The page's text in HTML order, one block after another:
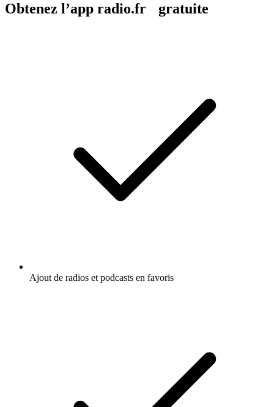
Obtenez l’app radio.fr gratuite
Ajout de radios et podcasts en favoris